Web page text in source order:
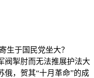
阀掣肘而无法推展护法大
俄，贺其“十月革命”的成